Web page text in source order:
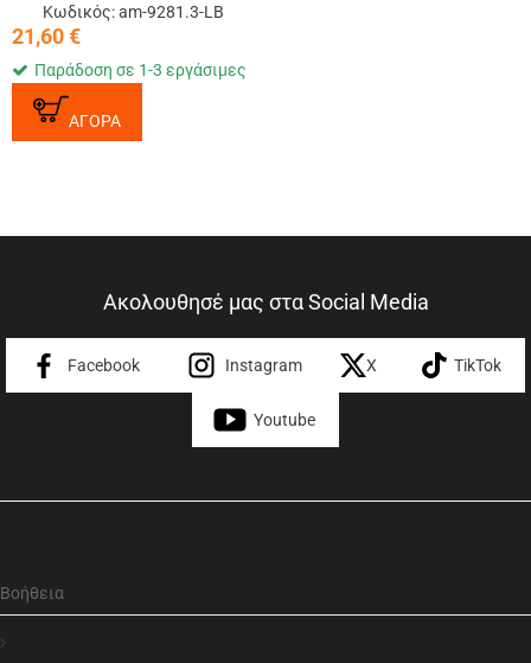
Κωδικός: am-9281.3-LB
21,60€
Παράδοση σε 1-3 εργάσιμες
ΑΓΟΡΑ
Ακολουθησέ μας στα Social Media
Facebook Instagram X TikTok
Youtube
Βοήθεια